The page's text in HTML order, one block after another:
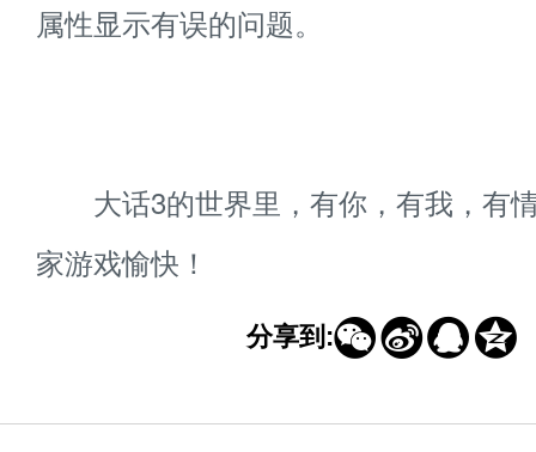
属性显示有误的问题。
大话3的世界里，有你，有我，有
家游戏愉快！
分享到: